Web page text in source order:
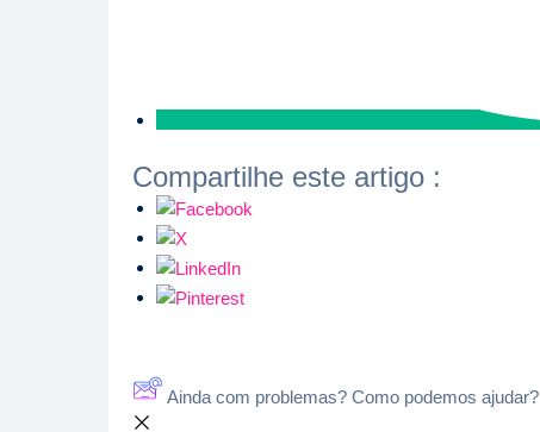
Compartilhe este artigo :
Ainda com problemas? Como podemos ajudar?